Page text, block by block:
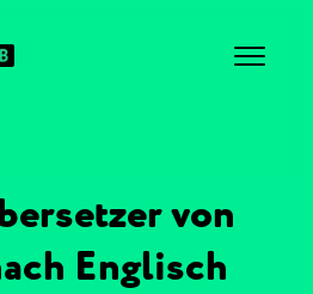
von
Englisch